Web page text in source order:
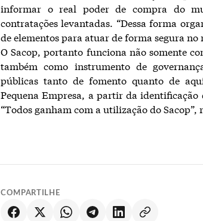
informar o real poder de compra do
contratações levantadas. “Dessa forma
de elementos para atuar de forma segura no
O Sacop, portanto funciona não somente
também como instrumento de
públicas tanto de fomento quanto de
Pequena Empresa, a partir da
“Todos ganham com a utilização do Sacop”,
COMPARTILHE